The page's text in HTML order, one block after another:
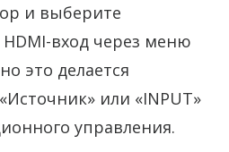
и выберите
вход через меню
это делается
или «INPUT»
управления.